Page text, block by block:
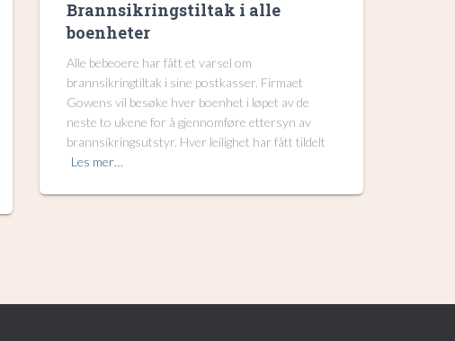
Brannsikringstiltak i alle
boenheter
Alle bebeoere har fått et varsel om
brannsikringtiltak i sine postkasser. Firmaet
Gowens vil besøke hver boenhet i løpet av de
neste to ukene for å gjennomføre ettersyn av
brannsikringsutstyr. Hver leilighet har fått tildelt
Les mer…